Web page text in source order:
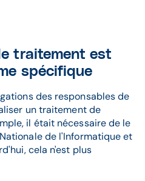
traitement est
spécifique
des responsables de
un traitement de
il était nécessaire de le
de l'Informatique et
cela n'est plus